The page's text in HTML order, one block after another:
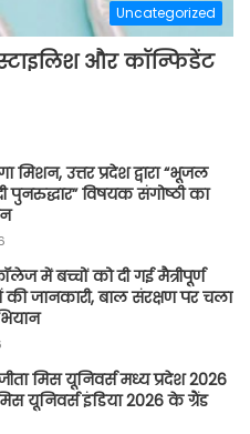
Uncategorized
और कॉन्फिडेंट
मिशन, उत्तर प्रदेश द्वारा “भूजल
पुनरुद्धार” विषयक संगोष्ठी का
में बच्चों को दी गई मैत्रीपूर्ण
जानकारी, बाल संरक्षण पर चला
मिस यूनिवर्स मध्य प्रदेश 2026
यूनिवर्स इंडिया 2026 के ग्रैंड